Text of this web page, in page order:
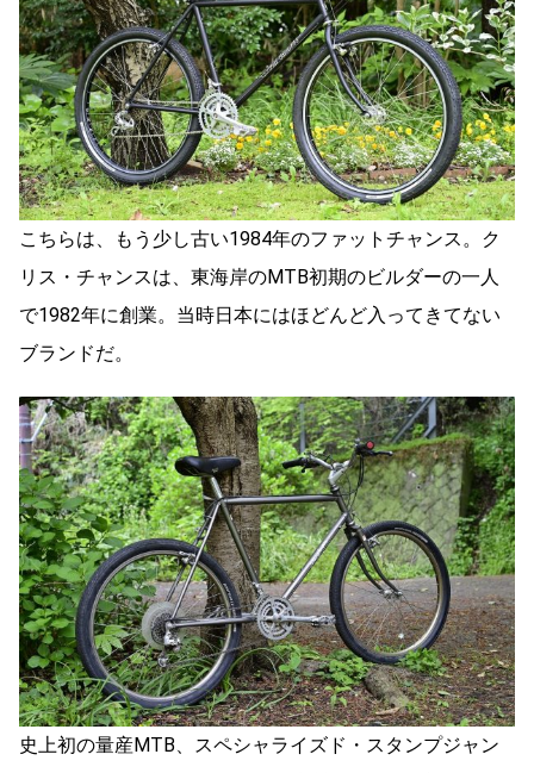
こちらは、もう少し古い1984年のファットチャンス。ク
リス・チャンスは、東海岸のMTB初期のビルダーの一人
で1982年に創業。当時日本にはほどんど入ってきてない
ブランドだ。
史上初の量産MTB、スペシャライズド・スタンプジャン